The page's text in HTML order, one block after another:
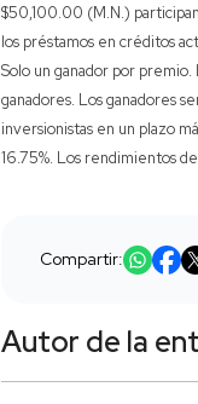
$50,100.00 (M.N.)
los préstamos en créditos
Solo un ganador por
ganadores. Los ganadores
inversionistas en un plazo
16.75%. Los rendimientos
Compartir:
Autor de la